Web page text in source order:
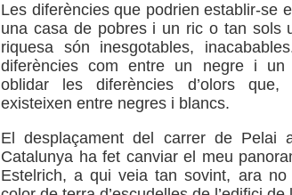
Les diferències que podrien establir-se
una casa de pobres i un ric o tan sols
riquesa són inesgotables,
diferències com entre un negre i
oblidar les diferències d’olors que,
existeixen entre negres i blancs.
El desplaçament del carrer de Pelai
Catalunya ha fet canviar el meu
Estelrich, a qui veia tan sovint, ara no